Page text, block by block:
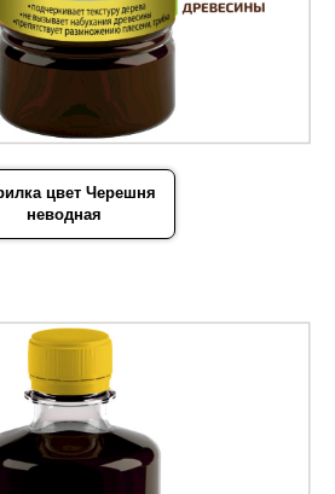
цвет Черешня
неводная